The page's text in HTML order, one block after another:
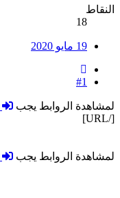
النقاط
18
19 مايو 2020
#1
لمشاهدة الروابط يجب
[/URL]
لمشاهدة الروابط يجب